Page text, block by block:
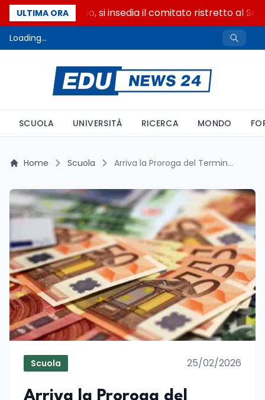
ULTIMA ORA
Riforma del calcio, si insedia il comitato ristretto al
Loading...
SCUOLA UNIVERSITÀ RICERCA MONDO
Home Scuola Arriva la Proroga del Termine per i Flussi di Cassa: Nuove Procedure Semplificate per le Scuole nel 2026
Scuola 25/02/2026
Arriva la Proroga del